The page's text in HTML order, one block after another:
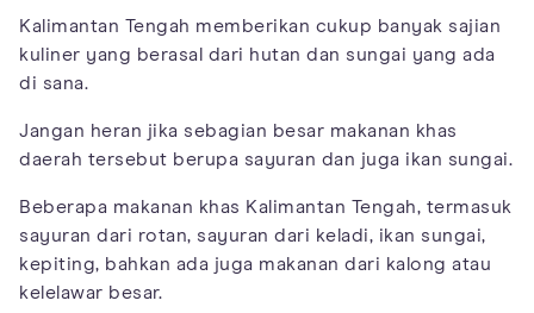
Kalimantan Tengah memberikan cukup banyak sajian
kuliner yang berasal dari hutan dan sungai yang ada
di sana.
Jangan heran jika sebagian besar makanan khas
daerah tersebut berupa sayuran dan juga ikan sungai.
Beberapa makanan khas Kalimantan Tengah, termasuk
sayuran dari rotan, sayuran dari keladi, ikan sungai,
kepiting, bahkan ada juga makanan dari kalong atau
kelelawar besar.